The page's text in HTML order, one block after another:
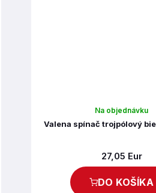
Na objednávku
Valena spínač trojpólový
27,05 Eur
DO KOŠÍKA